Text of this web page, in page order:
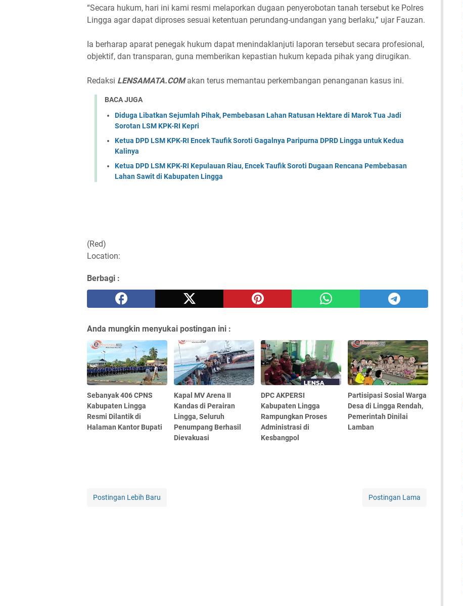
“Secara hukum, hari ini kami resmi melaporkan dugaan penyerobotan tanah tersebut ke Polres
Lingga agar dapat diproses sesuai ketentuan perundang-undangan yang berlaku,” ujar Fauzan.
Ia berharap aparat penegak hukum dapat menindaklanjuti laporan tersebut secara profesional,
objektif, dan transparan, guna memberikan kepastian hukum kepada pihak yang dirugikan.
Redaksi LENSAMATA.COMakan terus memantau perkembangan penanganan kasus ini.
BACA JUGA
Diduga Libatkan Sejumlah Pihak, Pembebasan Lahan Ratusan Hektare di Marok Tua Jadi
Sorotan LSM KPK-RI Kepri
Ketua DPD LSM KPK-RI Encek Taufik Soroti Gagalnya Paripurna DPRD Lingga untuk Kedua
Kalinya
Ketua DPD LSM KPK-RI Kepulauan Riau, Encek Taufik Soroti Dugaan Rencana Pembebasan
Lahan Sawit di Kabupaten Lingga
(Red)
Location:
Berbagi :
Anda mungkin menyukai postingan ini :
Sebanyak 406 CPNS
Kabupaten Lingga
Resmi Dilantik di
Halaman Kantor Bupati
Kapal MV Arena II
Kandas di Perairan
Lingga, Seluruh
Penumpang Berhasil
Dievakuasi
DPC AKPERSI
Kabupaten Lingga
Rampungkan Proses
Administrasi di
Kesbangpol
Partisipasi Sosial Warga
Desa di Lingga Rendah,
Pemerintah Dinilai
Lamban
Postingan Lebih Baru Postingan Lama